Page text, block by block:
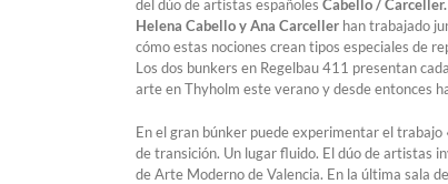
del dúo de artistas españoles Cabello / Carceller.
Helena Cabello y Ana Carceller han trabajado
cómo estas nociones crean tipos especiales de
Los dos bunkers en Regelbau 411 presentan
arte en Thyholm este verano y desde entonces
En el gran búnker puede experimentar el
de transición. Un lugar fluido. El dúo de artistas
de Arte Moderno de Valencia. En la última sala